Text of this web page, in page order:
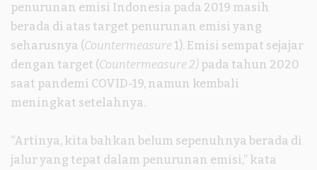
penurunan emisi Indonesia pada 2019 masih
berada di atas target penurunan emisi yang
seharusnya (Countermeasure1). Emisi sempat sejajar
dengan target (Countermeasure 2) pada tahun 2020
saat pandemi COVID-19, namun kembali
meningkat setelahnya.
“Artinya, kita bahkan belum sepenuhnya berada di
jalur yang tepat dalam penurunan emisi,” kata